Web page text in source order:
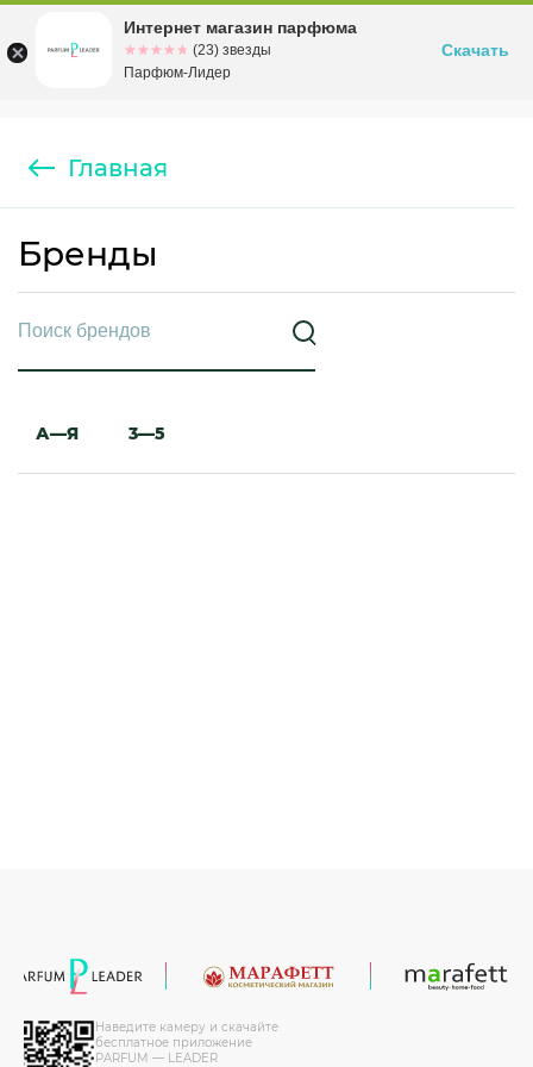
Омскул. Заозерная, 11, к. 1
Главная
Бренды
А—Я 3—5
Наведите камеру и скачайте
бесплатное приложение
PARFUM — LEADER
Интернет магазин парфюма
☆☆☆☆☆
★★★★★ (23) звезды
Парфюм-Лидер
Скачать